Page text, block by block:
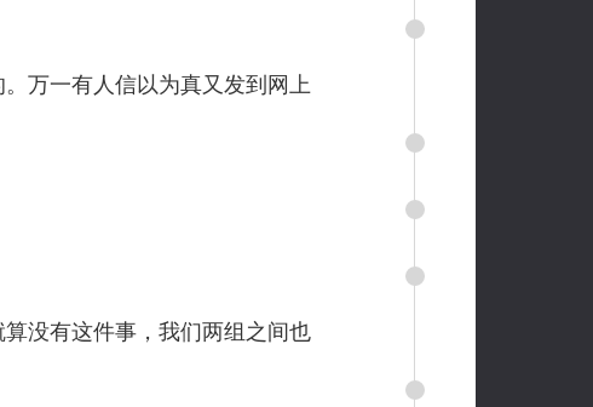
万一有人信以为真又发到网上
没有这件事，我们两组之间也